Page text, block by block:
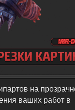
на
ваших работ в